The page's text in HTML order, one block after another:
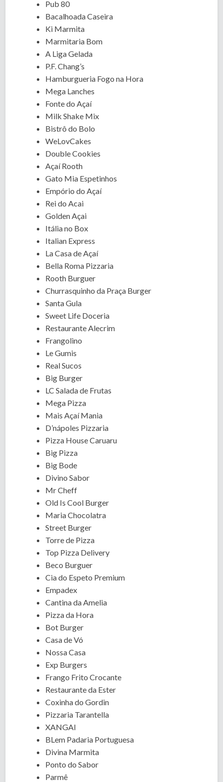
Pub 80
Bacalhoada Caseira
Ki Marmita
Marmitaria Bom
A Liga Gelada
P.F. Chang’s
Hamburgueria Fogo na Hora
Mega Lanches
Fonte do Açaí
Milk Shake Mix
Bistrô do Bolo
WeLovCakes
Double Cookies
Açaí Rooth
Gato Mia Espetinhos
Empório do Açaí
Rei do Acai
Golden Açai
Itália no Box
Italian Express
La Casa de Açaí
Bella Roma Pizzaria
Rooth Burguer
Churrasquinho da Praça Burger
Santa Gula
Sweet Life Doceria
Restaurante Alecrim
Frangolino
Le Gumis
Real Sucos
Big Burger
LC Salada de Frutas
Mega Pizza
Mais Açaí Mania
D’nápoles Pizzaria
Pizza House Caruaru
Big Pizza
Big Bode
Divino Sabor
Mr Cheff
Old Is Cool Burger
Maria Chocolatra
Street Burger
Torre de Pizza
Top Pizza Delivery
Beco Burguer
Cia do Espeto Premium
Empadex
Cantina da Amelia
Pizza da Hora
Bot Burger
Casa de Vó
Nossa Casa
Exp Burgers
Frango Frito Crocante
Restaurante da Ester
Coxinha do Gordin
Pizzaria Tarantella
XANGAI
BLem Padaria Portuguesa
Divina Marmita
Ponto do Sabor
Parmê